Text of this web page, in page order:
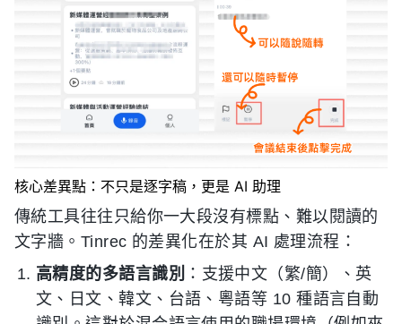
核心差異點：不只是逐字稿，更是 AI 助理
傳統工具往往只給你一大段沒有標點、難以閱讀的
文字牆。Tinrec 的差異化在於其 AI 處理流程：
高精度的多語言識別 ：支援中文（繁/簡）、英
文、日文、韓文、台語、粵語等 10 種語言自動